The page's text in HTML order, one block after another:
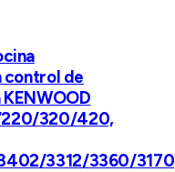
control de
320/420,
3312/3360/3170